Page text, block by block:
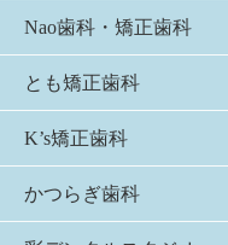
Nao歯科・矯正歯科
とも矯正歯科
K’s矯正歯科
かつらぎ歯科